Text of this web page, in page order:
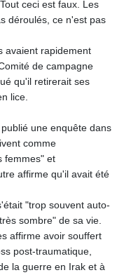
ceci est faux. Les
déroulés, ce n'est pas
avaient rapidement
de campagne
qu'il retirerait ses
lice.
une enquête dans
comme
femmes" et
affirme qu'il avait été
"trop souvent auto-
sombre" de sa vie.
affirme avoir souffert
post-traumatique,
la guerre en Irak et à